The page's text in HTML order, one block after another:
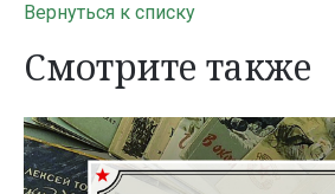
Вернуться к списку
Смотрите также